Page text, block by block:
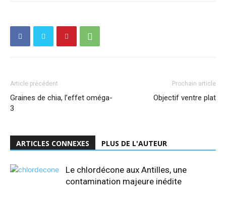
Article précédent
Graines de chia, l’effet oméga-
3
Prochain article
Objectif ventre plat
ARTICLES CONNEXES PLUS DE L'AUTEUR
Le chlordécone aux Antilles, une
contamination majeure inédite